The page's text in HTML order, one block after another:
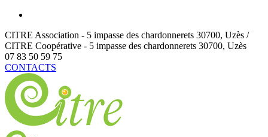
CITRE Association - 5 impasse des chardonnerets 30700, Uzès /
CITRE Coopérative - 5 impasse des chardonnerets 30700, Uzès
07 83 50 59 75
CONTACTS